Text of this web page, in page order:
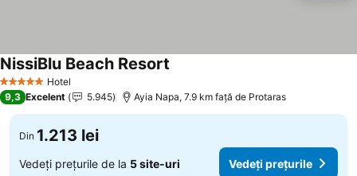
5 Stele Hotel
NissiBlu Beach Resort
9,3 Excelent 5.945 Ayia Napa, 7.9 km faţă de Protaras
Din 1.213 lei
Vedeți prețurile de la 5 site-uri Vedeți prețurile